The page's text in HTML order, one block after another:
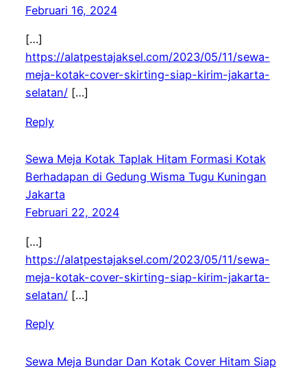
Februari 16, 2024
[…]
https://alatpestajaksel.com/2023/05/11/sewa-
meja-kotak-cover-skirting-siap-kirim-jakarta-
selatan/[…]
Reply
Sewa Meja Kotak Taplak Hitam Formasi Kotak
Berhadapan di Gedung Wisma Tugu Kuningan
Jakarta
Februari 22, 2024
[…]
https://alatpestajaksel.com/2023/05/11/sewa-
meja-kotak-cover-skirting-siap-kirim-jakarta-
selatan/[…]
Reply
Sewa Meja Bundar Dan Kotak Cover Hitam Siap